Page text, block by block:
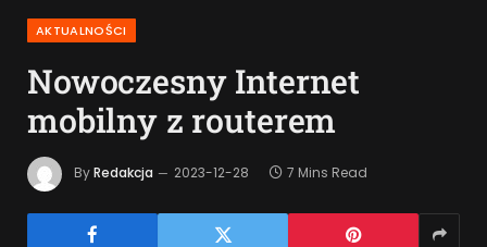
AKTUALNOŚCI
Nowoczesny Internet
mobilny z routerem
ByRedakcja 2023-12-28 7 Mins Read